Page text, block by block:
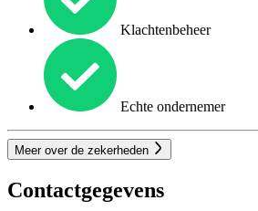
Klachtenbeheer
Echte ondernemer
Meer over de zekerheden
Contactgegevens